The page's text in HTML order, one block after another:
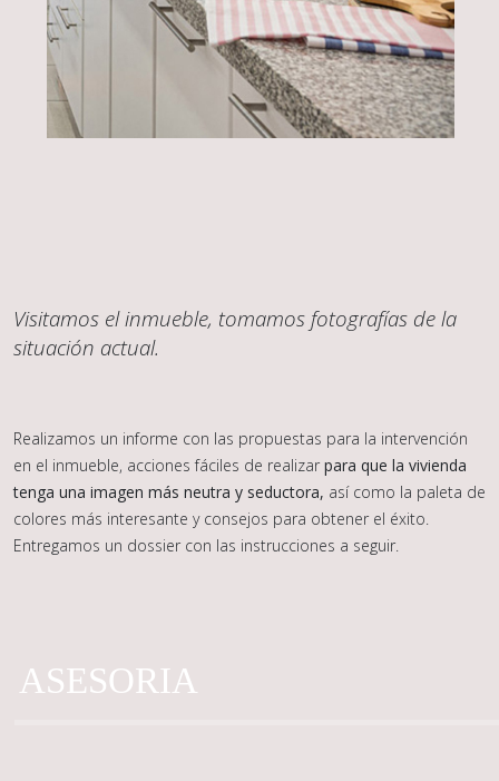
Visitamos el inmueble, tomamos fotografías de la
situación actual.
Realizamos un informe con las propuestas para la intervención
en el inmueble, acciones fáciles de realizar para que la vivienda
tenga una imagen más neutra y seductora, así como la paleta de
colores más interesante y consejos para obtener el éxito.
Entregamos un dossier con las instrucciones a seguir.
ASESORIA